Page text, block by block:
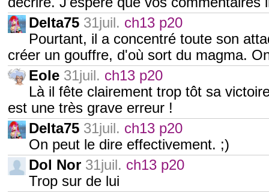
Delta75 31juil. ch13 p20
Pourtant, il a concentré toute son
créer un gouffre, d'où sort du magma.
Eole 31juil. ch13 p20
Là il fête clairement trop tôt sa
est une très grave erreur !
Delta75 31juil. ch13 p20
On peut le dire effectivement. ;)
Dol Nor 31juil. ch13 p20
Trop sur de lui